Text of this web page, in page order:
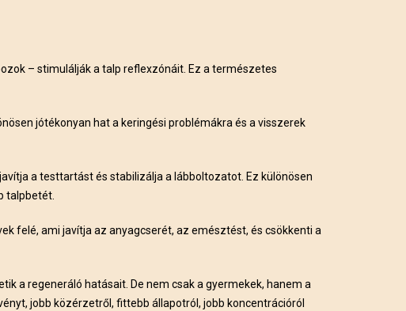
– stimulálják a talp reflexzónáit. Ez a természetes
jótékonyan hat a keringési problémákra és a visszerek
a testtartást és stabilizálja a lábboltozatot. Ez különösen
talpbetét.
felé, ami javítja az anyagcserét, az emésztést, és csökkenti a
a regeneráló hatásait. De nem csak a gyermekek, hanem a
jobb közérzetről, fittebb állapotról, jobb koncentrációról